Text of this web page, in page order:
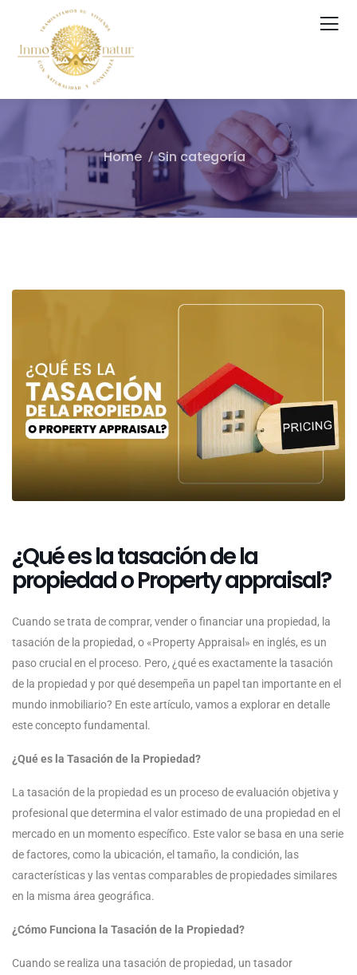
Home Sin categoría
¿Qué es la tasación de la
propiedad o Property appraisal?
Cuando se trata de comprar, vender o financiar una propiedad, la
tasación de la propiedad, o «Property Appraisal» en inglés, es un
paso crucial en el proceso. Pero, ¿qué es exactamente la tasación
de la propiedad y por qué desempeña un papel tan importante en el
mundo inmobiliario? En este artículo, vamos a explorar en detalle
este concepto fundamental.
¿Qué es la Tasación de la Propiedad?
La tasación de la propiedad es un proceso de evaluación objetiva y
profesional que determina el valor estimado de una propiedad en el
mercado en un momento específico. Este valor se basa en una serie
de factores, como la ubicación, el tamaño, la condición, las
características y las ventas comparables de propiedades similares
en la misma área geográfica.
¿Cómo Funciona la Tasación de la Propiedad?
Cuando se realiza una tasación de propiedad, un tasador